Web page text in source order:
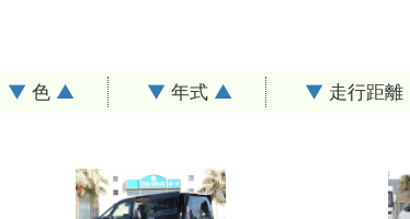
▼ 色 ▲ ▼ 年式 ▲ ▼ 走行距離